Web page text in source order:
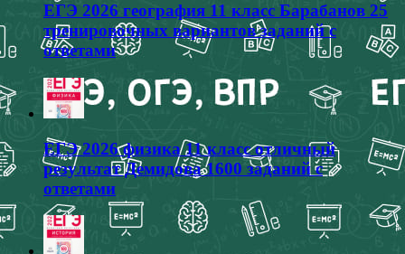
ЕГЭ 2026 география 11 класс Барабанов 25
тренировочных вариантов заданий с
ответами
ЕГЭ 2026 физика 11 класс отличный
результат Демидова 1600 заданий с
ответами